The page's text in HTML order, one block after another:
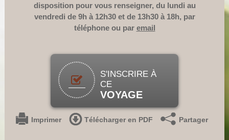
disposition pour vous renseigner, du lundi au
vendredi de 9h à 12h30 et de 13h30 à 18h, par
téléphone ou par email
S'INSCRIRE À
CE
VOYAGE
Imprimer Télécharger en PDF Partager